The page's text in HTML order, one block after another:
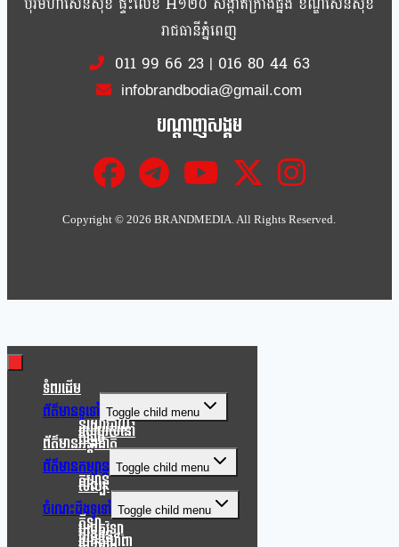
រាជធានីភ្នំពេញ
011 99 66 23| 016 80 44 63
infobrandbodia@gmail.com
បណ្ដាញសង្គម
Copyright ©2026 BRANDMEDIA. All Rights Reserved.
ទំពរដើម
ព័ត៌មានទូទៅ Toggle child menu
នយោបាយ
របៀបរស់នៅ
សង្គម
ព័ត៌មានអន្តរជាតិ
ព័ត៌មានកម្សាន្ត Toggle child menu
កម្សាន្ត
សិល្បៈ
ចំណេះដឹងទូទៅ Toggle child menu
កីឡា
បច្ចេកវិទ្យា
បរិស្ថាន
របកគំហើញ